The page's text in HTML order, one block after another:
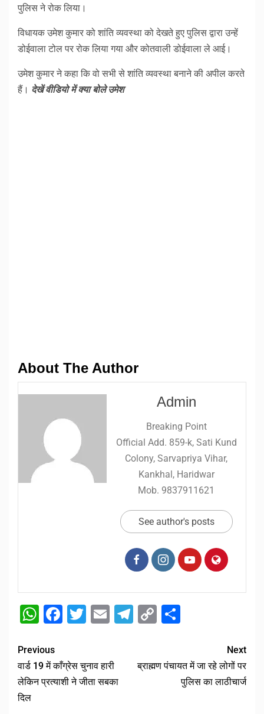
पुलिस ने रोक लिया।
विधायक उमेश कुमार को शांति व्यवस्था को देखते हुए पुलिस द्वारा उन्हें
डोईवाला टोल पर रोक लिया गया और कोतवाली डोईवाला ले आई।
उमेश कुमार ने कहा कि वो सभी से शांति व्यवस्था बनाने की अपील करते
हैं। देखें वीडियो में क्या बोले उमेश
About The Author
Admin
Breaking Point
Official Add. 859-k, Sati Kund
Colony, Sarvapriya Vihar,
Kankhal, Haridwar
Mob. 9837911621
See author's posts
WhatsApp
Facebook
Twitter
EmailTelegram
Copy
Previous
वार्ड 19 में काँग्रेस चुनाव हारी
लेकिन प्रत्याशी ने जीता सबका
दिल
Next
ब्राह्मण पंचायत में जा रहे लोगों पर
पुलिस का लाठीचार्ज